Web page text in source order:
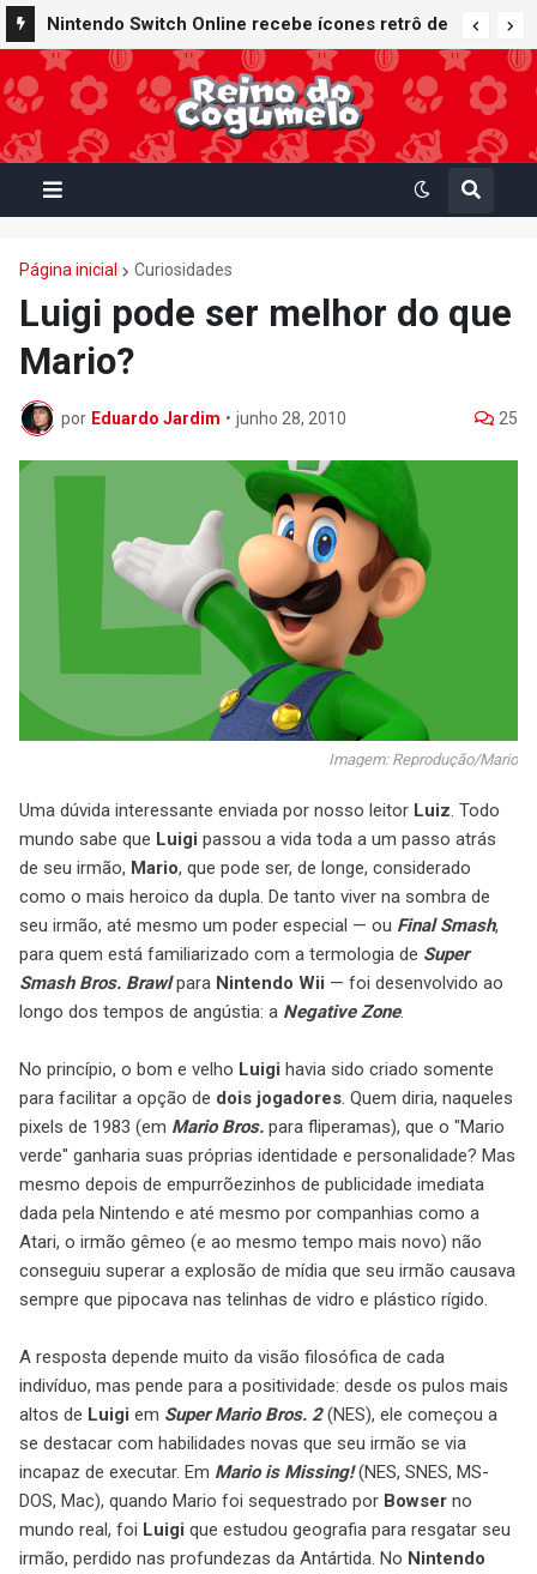
Nintendo Switch Online recebe ícones retrô de
Mario Paint (SNES) e Mario Kart: Super Circuit
(GBA)
Página inicial Curiosidades
Luigi pode ser melhor do que
Mario?
por Eduardo Jardim • junho 28, 2010 25
Imagem: Reprodução/Mario
Uma dúvida interessante enviada por nosso leitor Luiz. Todo
mundo sabe que Luigi passou a vida toda a um passo atrás
de seu irmão, Mario, que pode ser, de longe, considerado
como o mais heroico da dupla. De tanto viver na sombra de
seu irmão, até mesmo um poder especial — ou Final Smash,
para quem está familiarizado com a termologia de Super
Smash Bros. Brawlpara Nintendo Wii — foi desenvolvido ao
longo dos tempos de angústia: a Negative Zone.
No princípio, o bom e velho Luigi havia sido criado somente
para facilitar a opção de dois jogadores. Quem diria, naqueles
pixels de 1983 (em Mario Bros. para fliperamas), que o "Mario
verde" ganharia suas próprias identidade e personalidade? Mas
mesmo depois de empurrõezinhos de publicidade imediata
dada pela Nintendo e até mesmo por companhias como a
Atari, o irmão gêmeo (e ao mesmo tempo mais novo) não
conseguiu superar a explosão de mídia que seu irmão causava
sempre que pipocava nas telinhas de vidro e plástico rígido.
A resposta depende muito da visão filosófica de cada
indivíduo, mas pende para a positividade: desde os pulos mais
altos de Luigi em Super Mario Bros. 2(NES), ele começou a
se destacar com habilidades novas que seu irmão se via
incapaz de executar. Em Mario is Missing!(NES, SNES, MS-
DOS, Mac), quando Mario foi sequestrado por Bowser no
mundo real, foi Luigi que estudou geografia para resgatar seu
irmão, perdido nas profundezas da Antártida. No Nintendo